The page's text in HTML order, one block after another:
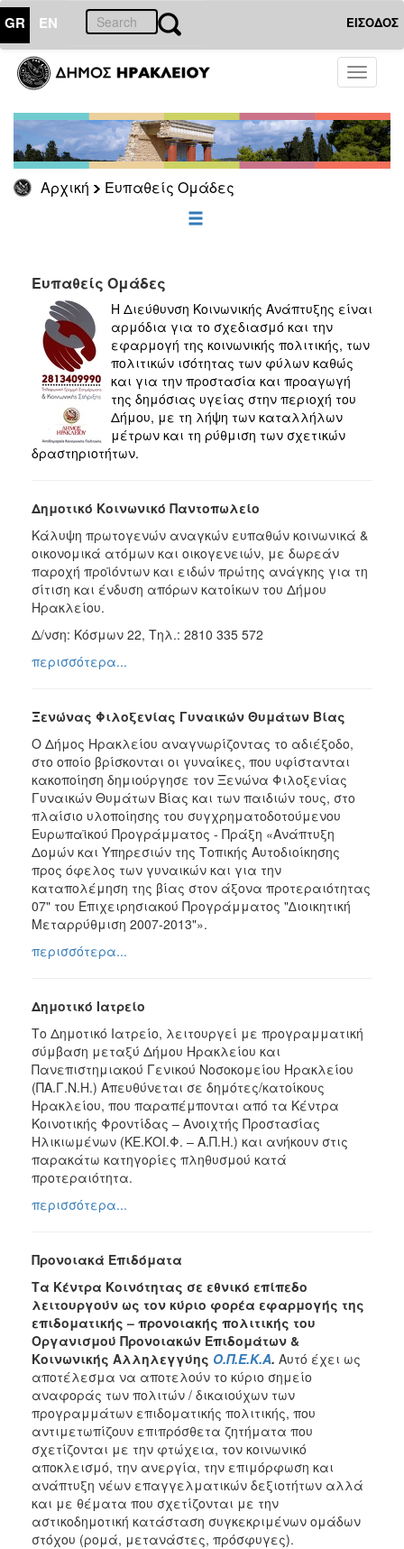
GR EN ΕΙΣΟΔΟΣ
Toggle
Αρχική Ευπαθείς Ομάδες
ΕΥΠΑΘΕΙΣ
ΟΜΑΔΕΣ
Επιδόματα
Παροχές
για
Οικονομική
Αδυναμία
ΕΠΙΚΑΙΡΟΤΗΤΑ
ΔΗΜΟΤΗΣ
ΕΠΙΣΚΕΠΤΗΣ
ΗΡΑΚΛΕΙΟ
Ευπαθείς Ομάδες
Η Διεύθυνση Κοινωνικής Ανάπτυξης είναι
αρμόδια για το σχεδιασμό και την
εφαρμογή της κοινωνικής πολιτικής, των
πολιτικών ισότητας των φύλων καθώς
και για την προστασία και προαγωγή
της δημόσιας υγείας στην περιοχή του
Δήμου, με τη λήψη των καταλλήλων
μέτρων και τη ρύθμιση των σχετικών
δραστηριοτήτων.
Δημοτικό Κοινωνικό Παντοπωλείο
Κάλυψη πρωτογενών αναγκών ευπαθών κοινωνικά &
οικονομικά ατόμων και οικογενειών, με δωρεάν
παροχή προϊόντων και ειδών πρώτης ανάγκης για τη
σίτιση και ένδυση απόρων κατοίκων του Δήμου
Ηρακλείου.
Δ/νση: Κόσμων 22, Τηλ.: 2810 335 572
περισσότερα...
Ξενώνας Φιλοξενίας Γυναικών Θυμάτων Βίας
Ο Δήμος Ηρακλείου αναγνωρίζοντας το αδιέξοδο,
στο οποίο βρίσκονται οι γυναίκες, που υφίστανται
κακοποίηση δημιούργησε τον Ξενώνα Φιλοξενίας
Γυναικών Θυμάτων Βίας και των παιδιών τους, στο
πλαίσιο υλοποίησης του συγχρηματοδοτούμενου
Ευρωπαϊκού Προγράμματος - Πράξη «Ανάπτυξη
Δομών και Υπηρεσιών της Τοπικής Αυτοδιοίκησης
προς όφελος των γυναικών και για την
καταπολέμηση της βίας στον άξονα προτεραιότητας
07" του Επιχειρησιακού Προγράμματος "∆ιοικητική
Μεταρρύθμιση 2007-2013"».
περισσότερα...
Δημοτικό Ιατρείο
Το Δημοτικό Ιατρείο, λειτουργεί με προγραμματική
σύμβαση μεταξύ Δήμου Ηρακλείου και
Πανεπιστημιακού Γενικού Νοσοκομείου Ηρακλείου
(ΠΑ.Γ.Ν.Η.) Απευθύνεται σε δημότες/κατοίκους
Ηρακλείου, που παραπέμπονται από τα Κέντρα
Κοινοτικής Φροντίδας – Ανοιχτής Προστασίας
Ηλικιωμένων (ΚΕ.ΚΟΙ.Φ. – Α.Π.Η.) και ανήκουν στις
παρακάτω κατηγορίες πληθυσμού κατά
προτεραιότητα.
περισσότερα...
Προνοιακά Επιδόματα
Τα Κέντρα Κοινότητας σε εθνικό επίπεδο
λειτουργούν ως τον κύριο φορέα εφαρμογής της
επιδοματικής – προνοιακής πολιτικής του
Οργανισμού Προνοιακών Επιδομάτων &
Κοινωνικής Αλληλεγγύης Ο.Π.Ε.Κ.Α. Αυτό έχει ως
αποτέλεσμα να αποτελούν το κύριο σημείο
αναφοράς των πολιτών / δικαιούχων των
προγραμμάτων επιδοματικής πολιτικής, που
αντιμετωπίζουν επιπρόσθετα ζητήματα που
σχετίζονται με την φτώχεια, τον κοινωνικό
αποκλεισμό, την ανεργία, την επιμόρφωση και
ανάπτυξη νέων επαγγελματικών δεξιοτήτων αλλά
και με θέματα που σχετίζονται με την
αστικοδημοτική κατάσταση συγκεκριμένων ομάδων
στόχου (ρομά, μετανάστες, πρόσφυγες).